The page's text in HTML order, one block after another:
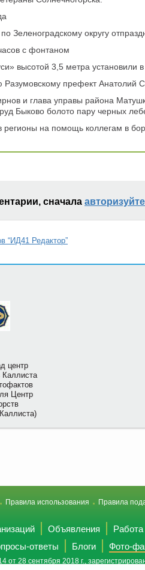
Зеленоградскому округу
с фонтаном
высотой 3,5 метра установили в
префект Анатолий
и глава управы района
Быково болото пару черных
регионы на помощь коллегам в
сначала
“ИД41 Редактор”
центр
Каллиста
Центр
Правила использования Правила
Объявления Работа
ответы Блоги Фото-
28 сентября 2018 г.,